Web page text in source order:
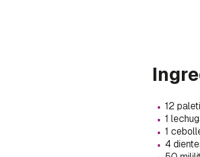
· 12
· 1
· 1
· 4